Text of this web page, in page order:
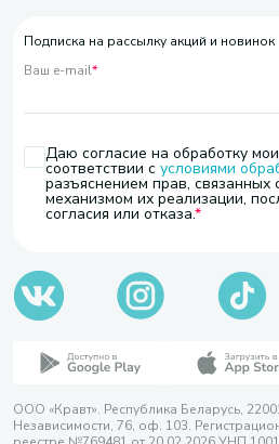
Подписка на рассылку акций и новинок
Ваш e-mail*
Даю согласие на обработку
соответствии с условиями
разъяснением прав, связанных
механизмом их реализации,
согласия или отказа.
ООО «Кравт». Республика Беларусь,
Независимости, 76, оф. 103.